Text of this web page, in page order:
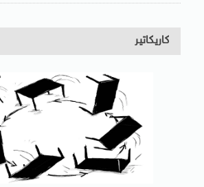
كاريكاتير